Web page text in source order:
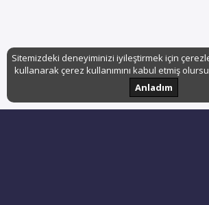
Sitemizdeki deneyiminizi iyileştirmek için
kullanarak çerez kullanımını kabul etmiş
Anladım